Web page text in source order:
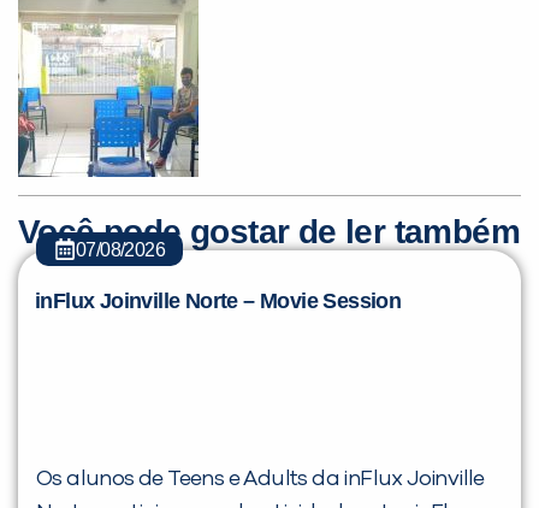
Você pode gostar de ler também
07/08/2026
inFlux Joinville Norte – Movie Session
Os alunos de Teens e Adults da inFlux Joinville